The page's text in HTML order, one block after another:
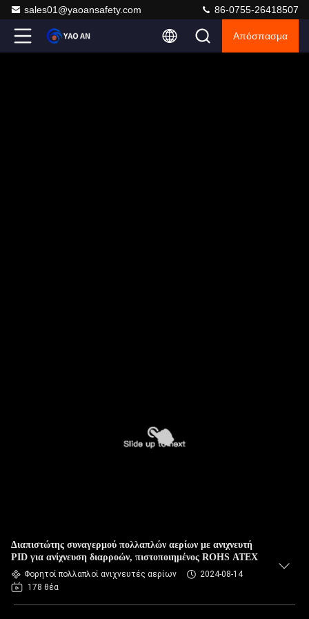
sales01@yaoansafety.com 86-0755-26418507
Απόσπασμα
Διαπιστώτης συναγερμού πολλαπλών αερίων με ανιχνευτή
PID για ανίχνευση διαρροών, πιστοποιημένος ROHS ATEX
Φορητοί πολλαπλοί ανιχνευτές αερίων
2024-08-14
178 θέα